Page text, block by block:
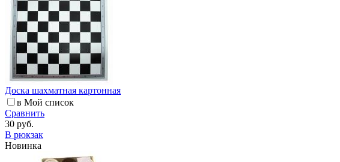
Доска шахматная картонная
в Мой список
Сравнить
30 руб.
В рюкзак
Новинка